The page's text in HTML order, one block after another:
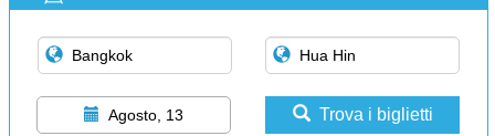
Agosto, 13 Trova i biglietti